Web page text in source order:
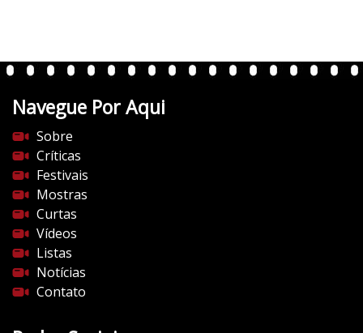
n
e
d
o
c
i
n
e
m
a
.
Navegue Por Aqui
Sobre
Críticas
Festivais
Mostras
Curtas
Vídeos
Listas
Notícias
Contato